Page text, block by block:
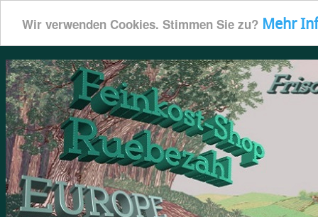
Wir verwenden Cookies. Stimmen Sie zu? Mehr